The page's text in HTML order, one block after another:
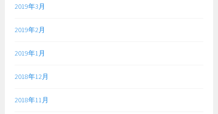
2019年3月
2019年2月
2019年1月
2018年12月
2018年11月